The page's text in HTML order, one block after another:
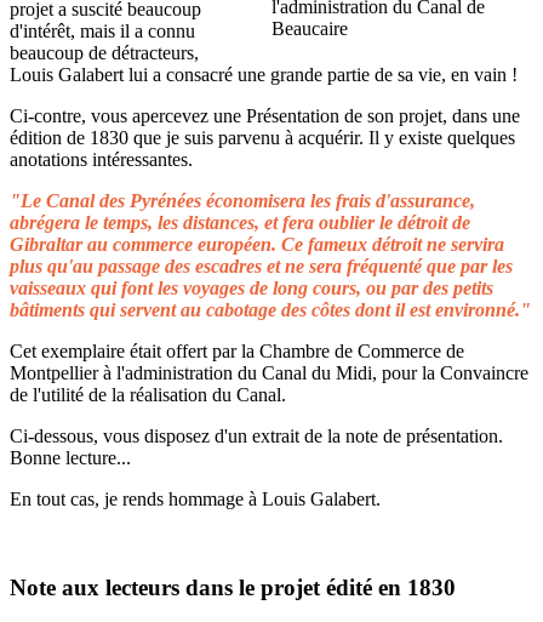
projet a suscité beaucoup
d'intérêt, mais il a connu
beaucoup de détracteurs,
Louis Galabert lui a consacré une grande partie de sa vie, en vain !
Ci-contre, vous apercevez une Présentation de son projet, dans une
édition de 1830 que je suis parvenu à acquérir. Il y existe quelques
anotations intéressantes.
"Le Canal des Pyrénées économisera les frais d'assurance,
abrégera le temps, les distances, et fera oublier le détroit de
Gibraltar au commerce européen. Ce fameux détroit ne servira
plus qu'au passage des escadres et ne sera fréquenté que par les
vaisseaux qui font les voyages de long cours, ou par des petits
bâtiments qui servent au cabotage des côtes dont il est environné."
Cet exemplaire était offert par la Chambre de Commerce de
Montpellier à l'administration du Canal du Midi, pour la Convaincre
de l'utilité de la réalisation du Canal.
Ci-dessous, vous disposez d'un extrait de la note de présentation.
Bonne lecture...
En tout cas, je rends hommage à Louis Galabert.
Note aux lecteurs dans le projet édité en 1830